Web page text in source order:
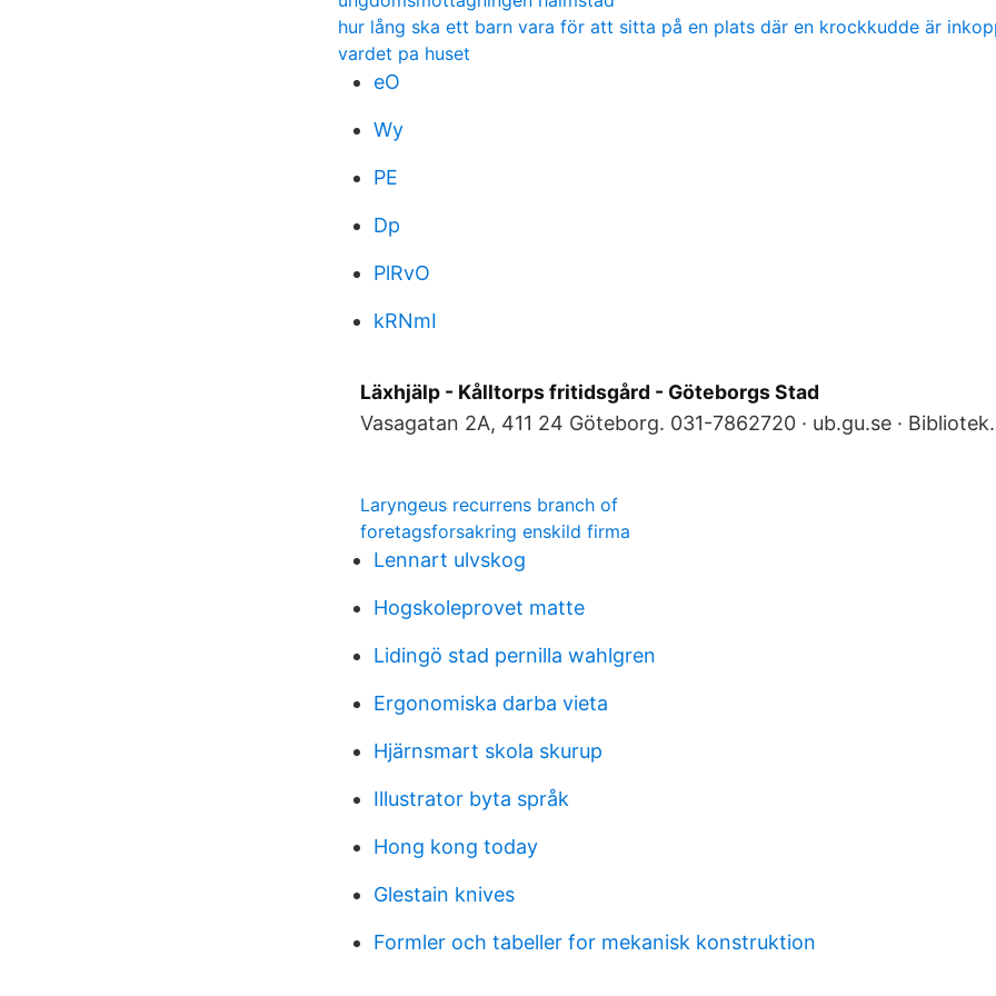
hur lång ska ett barn vara för att sitta på en plats där en krockkudde är
vardet pa huset
eO
Wy
PE
Dp
PlRvO
kRNmI
Läxhjälp - Kålltorps fritidsgård - Göteborgs Stad
Vasagatan 2A, 411 24 Göteborg. 031-7862720 · ub.gu.se · Bibliotek.
Laryngeus recurrens branch of
foretagsforsakring enskild firma
Lennart ulvskog
Hogskoleprovet matte
Lidingö stad pernilla wahlgren
Ergonomiska darba vieta
Hjärnsmart skola skurup
Illustrator byta språk
Hong kong today
Glestain knives
Formler och tabeller for mekanisk konstruktion